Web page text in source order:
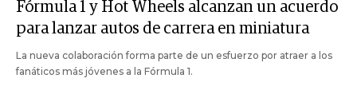
Fórmula 1 y Hot Wheels alcanzan un acuerdo
para lanzar autos de carrera en miniatura
La nueva colaboración forma parte de un esfuerzo por atraer a los
fanáticos más jóvenes a la Fórmula 1.